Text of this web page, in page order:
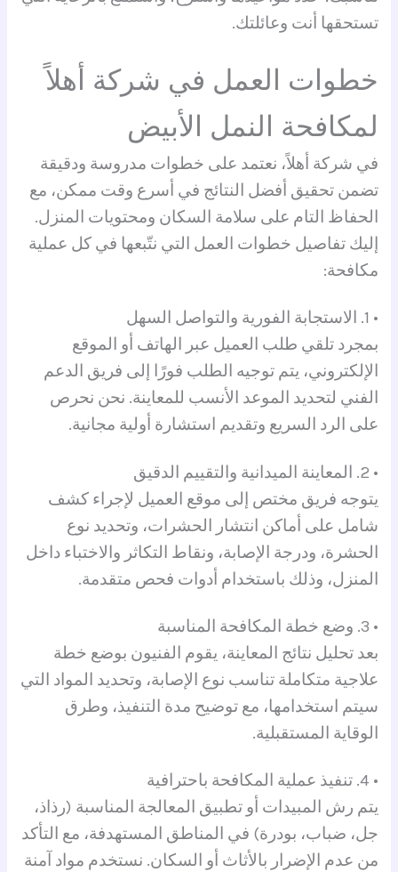
تستحقها أنت وعائلتك.
خطوات العمل في شركة أهلاً
لمكافحة النمل الأبيض
في شركة أهلاً، نعتمد على خطوات مدروسة ودقيقة
تضمن تحقيق أفضل النتائج في أسرع وقت ممكن، مع
الحفاظ التام على سلامة السكان ومحتويات المنزل.
إليك تفاصيل خطوات العمل التي نتّبعها في كل عملية
مكافحة:
• 1. الاستجابة الفورية والتواصل السهل
بمجرد تلقي طلب العميل عبر الهاتف أو الموقع
الإلكتروني، يتم توجيه الطلب فورًا إلى فريق الدعم
الفني لتحديد الموعد الأنسب للمعاينة. نحن نحرص
على الرد السريع وتقديم استشارة أولية مجانية.
• 2. المعاينة الميدانية والتقييم الدقيق
يتوجه فريق مختص إلى موقع العميل لإجراء كشف
شامل على أماكن انتشار الحشرات، وتحديد نوع
الحشرة، ودرجة الإصابة، ونقاط التكاثر والاختباء داخل
المنزل، وذلك باستخدام أدوات فحص متقدمة.
• 3. وضع خطة المكافحة المناسبة
بعد تحليل نتائج المعاينة، يقوم الفنيون بوضع خطة
علاجية متكاملة تناسب نوع الإصابة، وتحديد المواد التي
سيتم استخدامها، مع توضيح مدة التنفيذ، وطرق
الوقاية المستقبلية.
• 4. تنفيذ عملية المكافحة باحترافية
يتم رش المبيدات أو تطبيق المعالجة المناسبة (رذاذ،
جل، ضباب، بودرة) في المناطق المستهدفة، مع التأكد
من عدم الإضرار بالأثاث أو السكان. نستخدم مواد آمنة